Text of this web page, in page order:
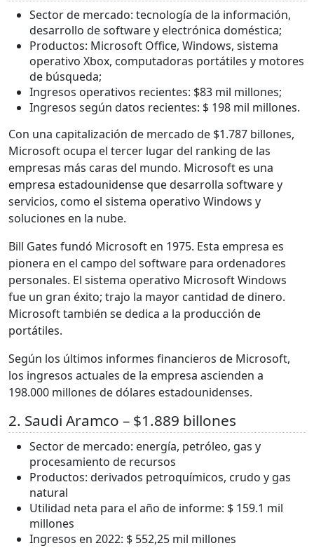
Sector de mercado: tecnología de la información,
desarrollo de software y electrónica doméstica;
Productos: Microsoft Office, Windows, sistema
operativo Xbox, computadoras portátiles y motores
de búsqueda;
Ingresos operativos recientes: $83 mil millones;
Ingresos según datos recientes: $ 198 mil millones.
Con una capitalización de mercado de $1.787 billones,
Microsoft ocupa el tercer lugar del ranking de las
empresas más caras del mundo. Microsoft es una
empresa estadounidense que desarrolla software y
servicios, como el sistema operativo Windows y
soluciones en la nube.
Bill Gates fundó Microsoft en 1975. Esta empresa es
pionera en el campo del software para ordenadores
personales. El sistema operativo Microsoft Windows
fue un gran éxito; trajo la mayor cantidad de dinero.
Microsoft también se dedica a la producción de
portátiles.
Según los últimos informes financieros de Microsoft,
los ingresos actuales de la empresa ascienden a
198.000 millones de dólares estadounidenses.
2. Saudi Aramco – $1.889 billones
Sector de mercado: energía, petróleo, gas y
procesamiento de recursos
Productos: derivados petroquímicos, crudo y gas
natural
Utilidad neta para el año de informe: $ 159.1 mil
millones
Ingresos en 2022: $ 552,25 mil millones